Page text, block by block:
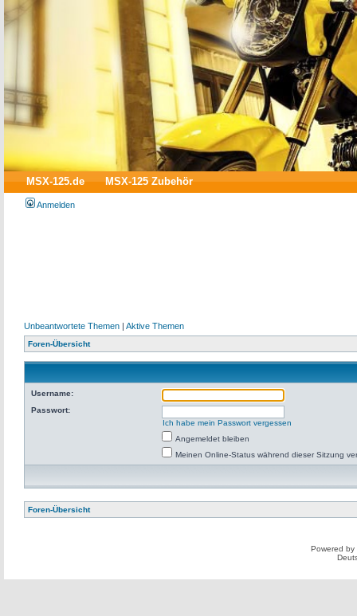
MSX-125.de MSX-125 Zubehör
Anmelden
Unbeantwortete Themen | Aktive Themen
Foren-Übersicht
Username:
Passwort:
Ich habe mein Passwort vergessen
Angemeldet bleiben
Meinen Online-Status während dieser Sitzung
Foren-Übersicht
Powered by